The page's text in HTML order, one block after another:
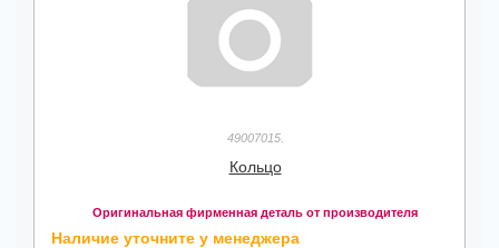
49007015.
Кольцо
Оригинальная фирменная деталь от производителя
Наличие уточните у менеджера